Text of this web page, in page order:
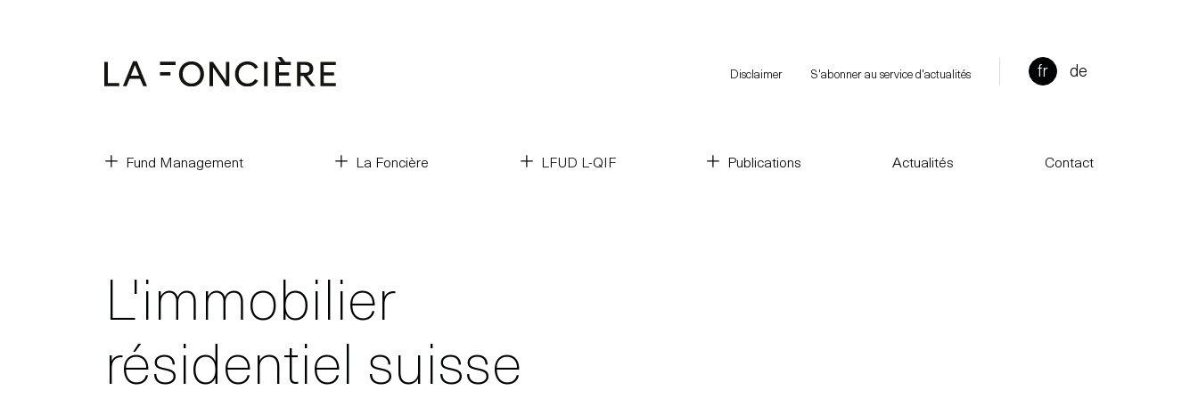
Fund Management La Foncière LFUD L-QIF Publications Actualités Contact
Disclaimer S'abonner au service d'actualités fr de
L'immobilier
résidentiel suisse